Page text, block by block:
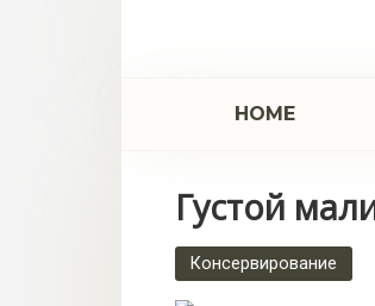
НОМЕ
Густой
Консервирование